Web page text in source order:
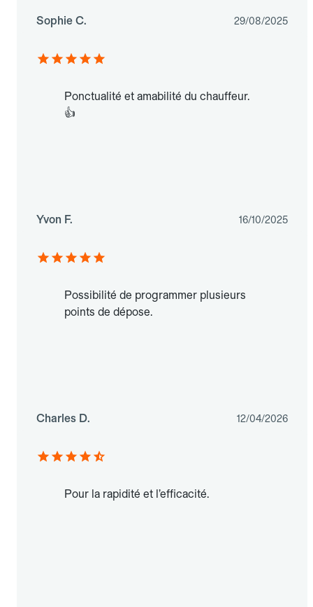
Sophie C. 29/08/2025
Ponctualité et amabilité du chauffeur.
👍
Yvon F. 16/10/2025
Possibilité de programmer plusieurs
points de dépose.
Charles D. 12/04/2026
Pour la rapidité et l’efficacité.